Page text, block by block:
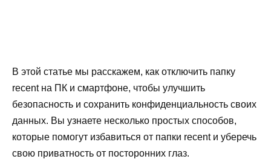
В этой статье мы расскажем, как отключить папку
recent на ПК и смартфоне, чтобы улучшить
безопасность и сохранить конфиденциальность своих
данных. Вы узнаете несколько простых способов,
которые помогут избавиться от папки recent и уберечь
свою приватность от посторонних глаз.